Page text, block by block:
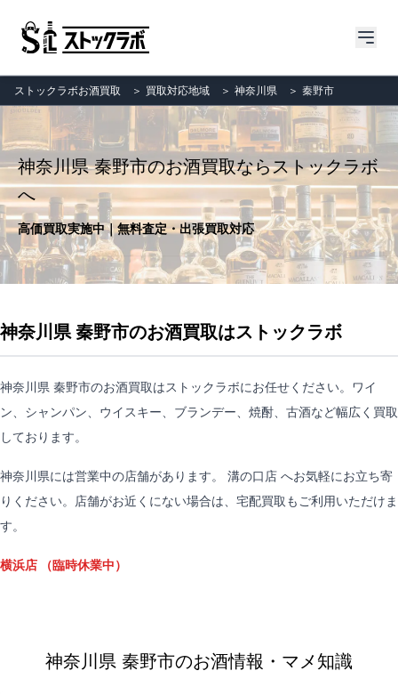
ストックラボお酒買取 ＞ 買取対応地域 ＞ 神奈川県 ＞ 秦野市
神奈川県 秦野市のお酒買取ならストックラボ
へ
高価買取実施中｜無料査定・出張買取対応
神奈川県 秦野市のお酒買取はストックラボ
神奈川県 秦野市のお酒買取はストックラボにお任せください。ワイ
ン、シャンパン、ウイスキー、ブランデー、焼酎、古酒など幅広く買取
しております。
神奈川県には営業中の店舗があります。 溝の口店 へお気軽にお立ち寄
りください。店舗がお近くにない場合は、 宅配買取 もご利用いただけま
す。
横浜店 （臨時休業中）
神奈川県 秦野市のお酒情報・マメ知識